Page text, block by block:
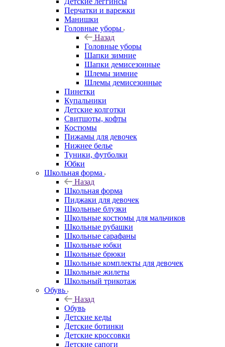
Перчатки и варежки
Манишки
Головные уборы
Назад
Головные уборы
Шапки зимние
Шапки демисезонные
Шлемы зимние
Шлемы демисезонные
Пинетки
Купальники
Детские колготки
Свитшоты, кофты
Костюмы
Пижамы для девочек
Нижнее белье
Туники, футболки
Юбки
Школьная форма
Назад
Школьная форма
Пиджаки для девочек
Школьные блузки
Школьные костюмы для мальчиков
Школьные рубашки
Школьные сарафаны
Школьные юбки
Школьные брюки
Школьные комплекты для девочек
Школьные жилеты
Школьный трикотаж
Обувь
Назад
Обувь
Детские кеды
Детские ботинки
Детские кроссовки
Детские сапоги